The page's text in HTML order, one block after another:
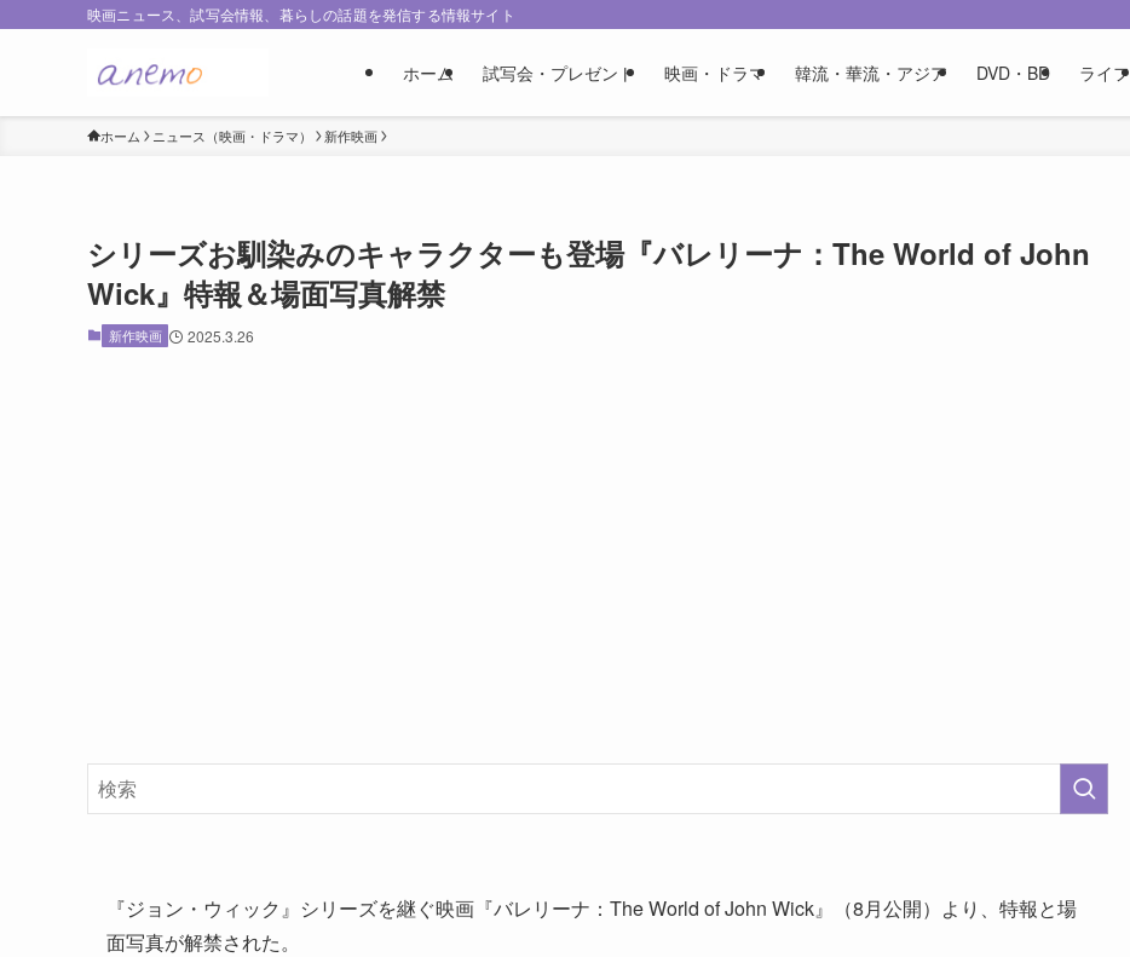
映画ニュース、試写会情報、暮らしの話題を発信する情報サイト
ホーム 試写会・プレゼント 映画・ドラマ 韓流・華流・アジア DVD・BD ライフ
ホーム ニュース（映画・ドラマ） 新作映画
シリーズお馴染みのキャラクターも登場『バレリーナ：The World of John
Wick』特報＆場面写真解禁
新作映画 2025.3.26
『ジョン・ウィック』シリーズを継ぐ映画『バレリーナ：The World of John Wick』（8月公開）より、特報と場
面写真が解禁された。